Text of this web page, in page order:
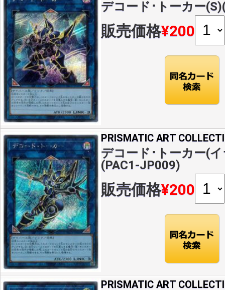
デコード･トーカー
販売価格¥200
PRISMATIC ART
デコード･トーカー(
(PAC1-JP009)
販売価格¥200
PRISMATIC ART